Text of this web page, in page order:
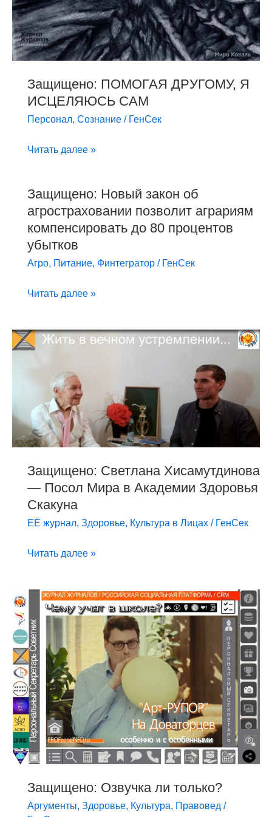
Защищено: ПОМОГАЯ ДРУГОМУ, Я
ИСЦЕЛЯЮСЬ САМ
Персонал, Сознание/ ГенСек
Читать далее »
Защищено: Новый закон об
агростраховании позволит аграриям
компенсировать до 80 процентов
убытков
Агро, Питание, Финтегратор/ ГенСек
Защищено:
Новый
закон
об
агростраховании
аграриям
80
Читать далее »
Защищено: Светлана Хисамутдинова
— Посол Мира в Академии Здоровья
Скакуна
ЕЁ журнал, Здоровье, Культура в Лицах/ ГенСек
Защищено:
Светлана
Хисамутдинова
Посол
Мира
в
Здоровья
Скакуна
Читать далее »
Защищено: Озвучка ли только?
Аргументы, Здоровье, Культура, Правовед /
Защищено:
Озвучка
ли
только?